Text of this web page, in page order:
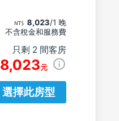
8,023/1 晚
不含稅金和服務費
只剩 2 間客房
8,023元
選擇此房型